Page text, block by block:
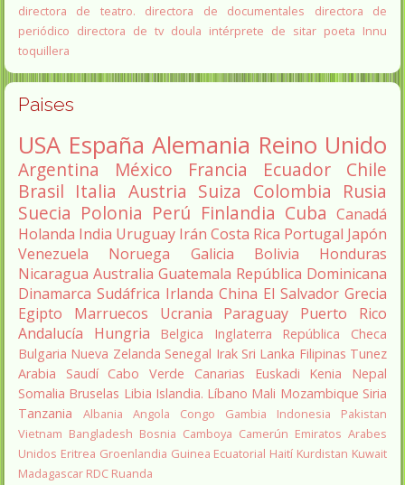
directora de teatro.
directora de documentales
directora de
periódico directora de tv doula intérprete de sitar poeta Innu
toquillera
Paises
USA España Alemania Reino Unido
Argentina México Francia Ecuador
Chile
Brasil Italia Austria Suiza Colombia Rusia
Suecia Polonia Perú Finlandia Cuba Canadá
Holanda India Uruguay Irán Costa Rica Portugal Japón
Venezuela
Noruega Galicia Bolivia
Honduras
Nicaragua Australia Guatemala República Dominicana
Dinamarca Sudáfrica Irlanda China El Salvador Grecia
Egipto
Marruecos Ucrania Paraguay
Puerto Rico
Andalucía
Hungria Belgica Inglaterra
República Checa
Bulgaria Nueva Zelanda Senegal Irak Sri Lanka Filipinas Tunez
Arabia Saudí Cabo Verde Canarias Euskadi Kenia
Nepal
Somalia Bruselas Libia Islandia. Líbano Mali Mozambique Siria
Tanzania
Albania Angola Congo Gambia Indonesia
Pakistan
Vietnam Bangladesh Bosnia Camboya Camerún Emiratos Arabes
Unidos Eritrea Groenlandia Guinea Ecuatorial Haití Kurdistan Kuwait
Madagascar RDC Ruanda